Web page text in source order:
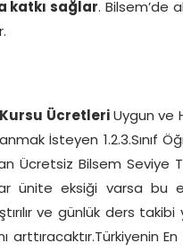
katkı sağlar. Bilsem’de
Ücretleri Uygun ve
İsteyen 1.2.3.Sınıf
Ücretsiz Bilsem Seviye
ünite eksiği varsa bu
ve günlük ders takibi
arttıracaktır.Türkiyenin